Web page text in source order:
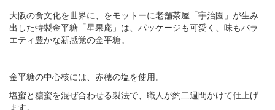
大阪の食文化を世界に、をモットーに老舗茶屋「宇治園」が生み
出した特製金平糖「星果庵」は、パッケージも可愛く、味もバラ
エティ豊かな新感覚の金平糖。
金平糖の中心核には、赤穂の塩を使用。
塩蜜と糖蜜を混ぜ合わせる製法で、職人が約二週間かけて仕上げ
ます。